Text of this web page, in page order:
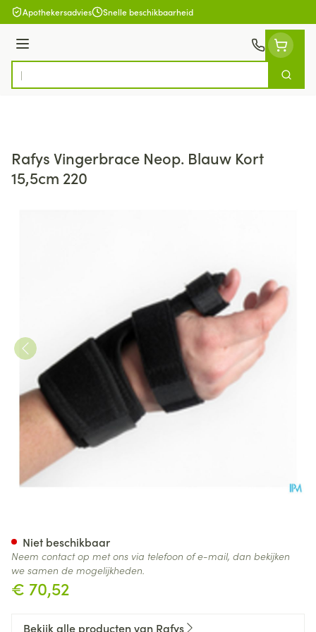
Ga naar de inhoud
Apothekersadvies Snelle beschikbaarheid
Menu
Product, merk, categorie...
Zoek
Rafys Vingerbrace Neop. Blauw Kort
15,5cm 220
€ 70,52
Niet beschikbaar
Neem contact op met ons via telefoon of e-mail, dan bekijken
we samen de mogelijkheden.
Bekijk alle producten van Rafys